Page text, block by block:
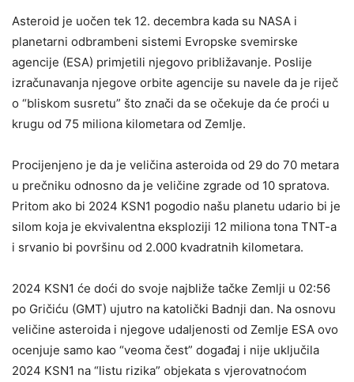
Asteroid je uočen tek 12. decembra kada su NASA i
planetarni odbrambeni sistemi Evropske svemirske
agencije (ESA) primjetili njegovo približavanje. Poslije
izračunavanja njegove orbite agencije su navele da je riječ
o “bliskom susretu” što znači da se očekuje da će proći u
krugu od 75 miliona kilometara od Zemlje.
Procijenjeno je da je veličina asteroida od 29 do 70 metara
u prečniku odnosno da je veličine zgrade od 10 spratova.
Pritom ako bi 2024 KSN1 pogodio našu planetu udario bi je
silom koja je ekvivalentna eksploziji 12 miliona tona TNT-a
i srvanio bi površinu od 2.000 kvadratnih kilometara.
2024 KSN1 će doći do svoje najbliže tačke Zemlji u 02:56
po Gričiću (GMT) ujutro na katolički Badnji dan. Na osnovu
veličine asteroida i njegove udaljenosti od Zemlje ESA ovo
ocenjuje samo kao “veoma čest” događaj i nije uključila
2024 KSN1 na “listu rizika” objekata s vjerovatnoćom